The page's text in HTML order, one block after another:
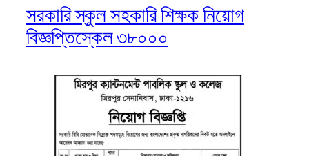
সরকারি স্কুল সহকারি শিক্ষক নিয়োগ
বিজ্ঞপ্তিস্কেল ৩৮০০০